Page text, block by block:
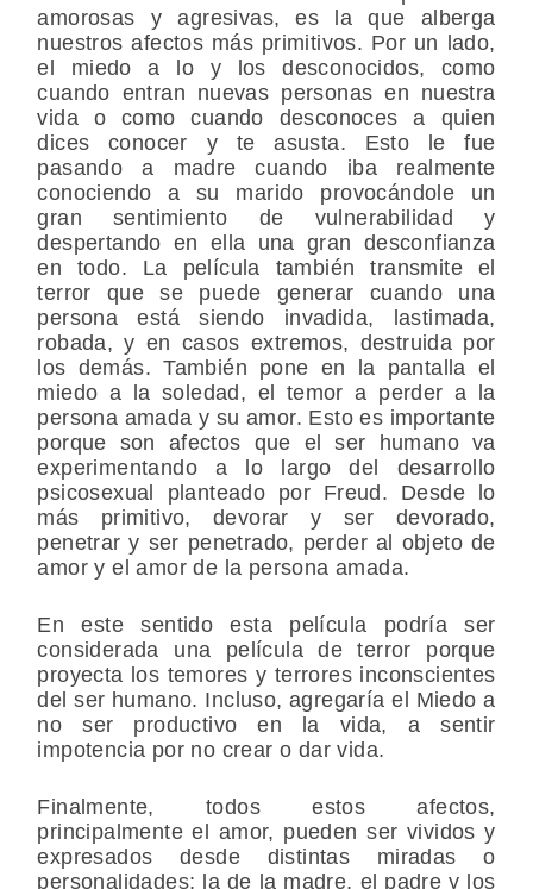
amorosas y agresivas, es la que alberga
nuestros afectos más primitivos. Por un lado,
el miedo a lo y los desconocidos, como
cuando entran nuevas personas en nuestra
vida o como cuando desconoces a quien
dices conocer y te asusta. Esto le fue
pasando a madre cuando iba realmente
conociendo a su marido provocándole un
gran sentimiento de vulnerabilidad y
despertando en ella una gran desconfianza
en todo. La película también transmite el
terror que se puede generar cuando una
persona está siendo invadida, lastimada,
robada, y en casos extremos, destruida por
los demás. También pone en la pantalla el
miedo a la soledad, el temor a perder a la
persona amada y su amor. Esto es importante
porque son afectos que el ser humano va
experimentando a lo largo del desarrollo
psicosexual planteado por Freud. Desde lo
más primitivo, devorar y ser devorado,
penetrar y ser penetrado, perder al objeto de
amor y el amor de la persona amada.
En este sentido esta película podría ser
considerada una película de terror porque
proyecta los temores y terrores inconscientes
del ser humano. Incluso, agregaría el Miedo a
no ser productivo en la vida, a sentir
impotencia por no crear o dar vida.
Finalmente, todos estos afectos,
principalmente el amor, pueden ser vividos y
expresados desde distintas miradas o
personalidades; la de la madre, el padre y los